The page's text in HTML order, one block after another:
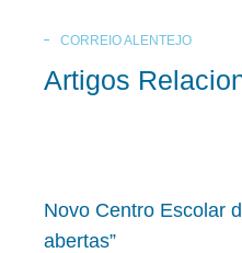
CORREIO ALENTEJO
Artigos
Novo Centro Escolar
abertas”